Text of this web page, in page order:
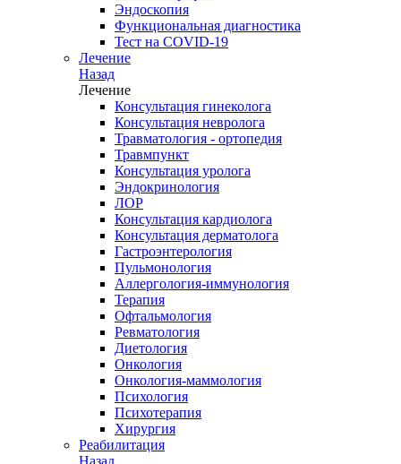
Эндоскопия
Функциональная диагностика
Тест на COVID-19
Лечение
Назад
Лечение
Консультация гинеколога
Консультация невролога
Травматология - ортопедия
Травмпункт
Консультация уролога
Эндокринология
ЛОР
Консультация кардиолога
Консультация дерматолога
Гастроэнтерология
Пульмонология
Аллергология-иммунология
Терапия
Офтальмология
Ревматология
Диетология
Онкология
Онкология-маммология
Психология
Психотерапия
Хирургия
Реабилитация
Назад